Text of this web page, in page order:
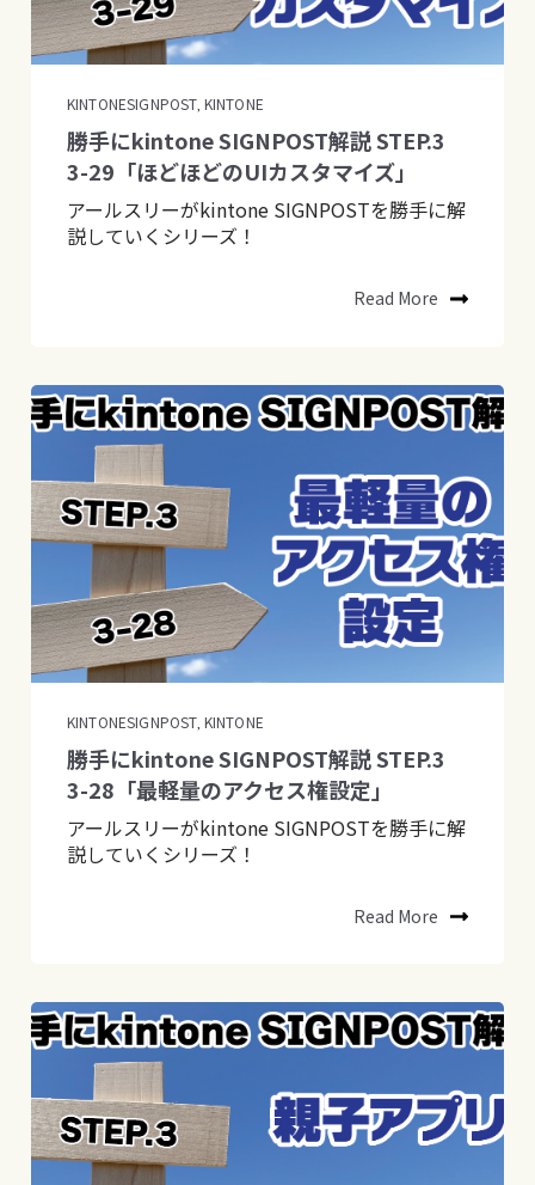
KINTONESIGNPOST, KINTONE
勝手にkintone SIGNPOST解説 STEP.3
3-29「ほどほどのUIカスタマイズ」
アールスリーがkintone SIGNPOSTを勝手に解
説していくシリーズ！
Read More
KINTONESIGNPOST, KINTONE
勝手にkintone SIGNPOST解説 STEP.3
3-28「最軽量のアクセス権設定」
アールスリーがkintone SIGNPOSTを勝手に解
説していくシリーズ！
Read More